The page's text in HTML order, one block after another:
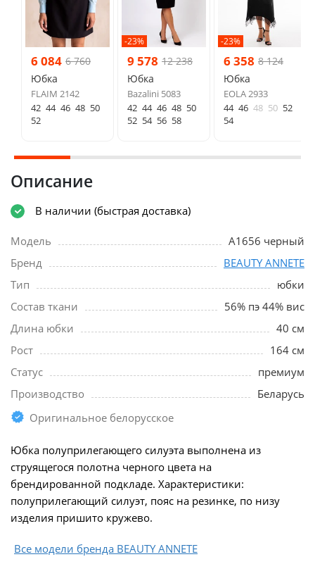
6 084 6 760
Юбка
FLAIM 2142
42 44 46 48 50
52
-23%
9 578 12 238
Юбка
Bazalini 5083
42 44 46 48 50
52 54 56 58
-23%
6 358 8 124
Юбка
EOLA 2933
44 46 48 50 52
54
Описание
В наличии (быстрая доставка)
Модель
A1656 черный
Бренд
BEAUTY ANNETE
Тип
юбки
Состав ткани
56% пэ 44% вис
Длина юбки
40 см
Рост
164 см
Статус
премиум
Производство
Беларусь
Оригинальное белорусское
Юбка полуприлегающего силуэта выполнена из
струящегося полотна черного цвета на
брендированной подкладе. Характеристики:
полуприлегающий силуэт, пояс на резинке, по низу
изделия пришито кружево.
Все модели бренда BEAUTY ANNETE